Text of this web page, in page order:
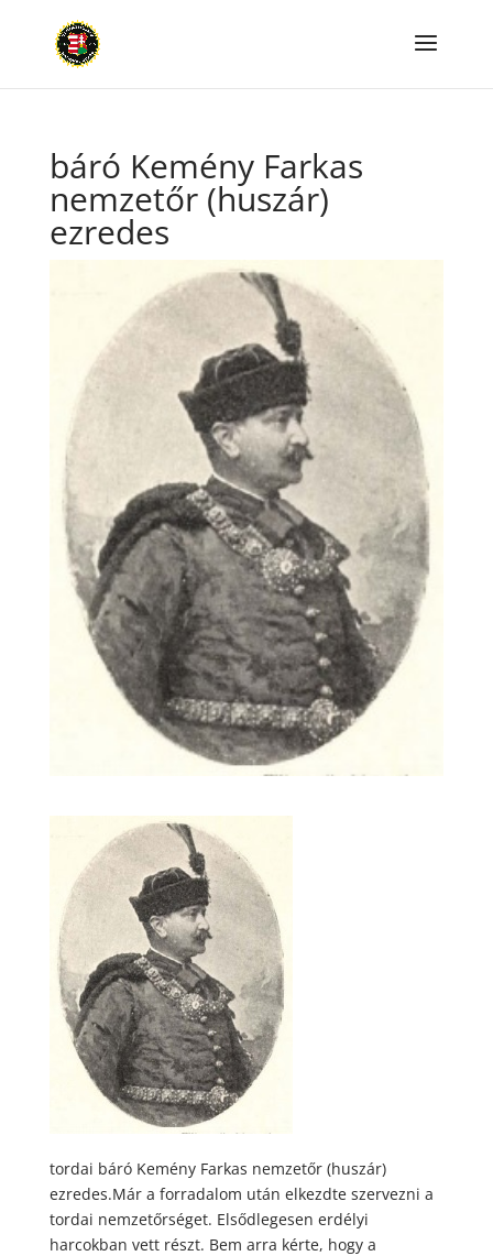
báró Kemény Farkas
nemzetőr (huszár)
ezredes
tordai báró Kemény Farkas nemzetőr (huszár)
ezredes.Már a forradalom után elkezdte szervezni a
tordai nemzetőrséget. Elsődlegesen erdélyi
harcokban vett részt. Bem arra kérte, hogy a